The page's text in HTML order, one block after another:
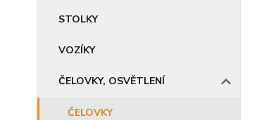
STOLKY
VOZÍKY
ČELOVKY, OSVĚTLENÍ
ČELOVKY